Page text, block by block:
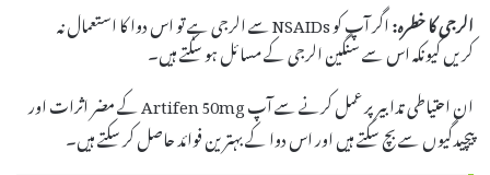
الرجی کا خطرہ:
اگر آپ کو NSAIDs سے الرجی ہے تو اس دوا کا استعمال نہ
کریں کیونکہ اس سے سنگین الرجی کے مسائل ہو سکتے ہیں۔
ان احتیاطی تدابیر پر عمل کرنے سے آپ Artifen 50mg کے مضر اثرات اور
پیچیدگیوں سے بچ سکتے ہیں اور اس دوا کے بہترین فوائد حاصل کر سکتے ہیں۔